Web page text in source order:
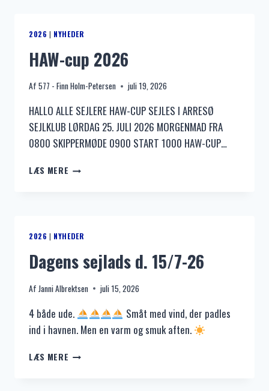
2026 | NYHEDER
HAW-cup 2026
Af 577 - Finn Holm-Petersen juli 19, 2026
HALLO ALLE SEJLERE HAW-CUP SEJLES I ARRESØ
SEJLKLUB LØRDAG 25. JULI 2026 MORGENMAD FRA
0800 SKIPPERMØDE 0900 START 1000 HAW-CUP…
LÆS MERE HAW-
2026 | NYHEDER
Dagens sejlads d. 15/7-26
Af Janni Albrektsen juli 15, 2026
4 både ude.
Småt med vind, der padles
ind i havnen. Men en varm og smuk aften.
LÆS MERE DAGENS